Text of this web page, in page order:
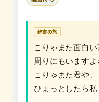
辞書の旅
こりゃまた面白い
周りにもいますよ
こりゃまた君や、
ひょっとしたら私